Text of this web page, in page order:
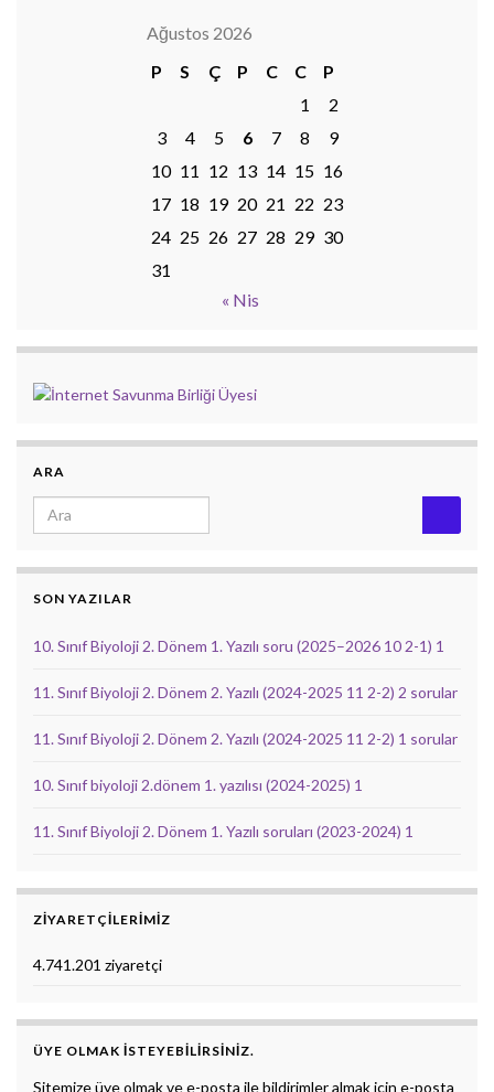
Ağustos 2026
P
S Ç P C C
P
1
2
3
4 5 6 7 8
9
10 11 12 13 14 15 16
17 18 19 20 21 22 23
24 25 26 27 28 29 30
31
« Nis
ARA
Search for:
SON YAZILAR
10. Sınıf Biyoloji 2. Dönem 1. Yazılı soru (2025–2026 10 2-1) 1
11. Sınıf Biyoloji 2. Dönem 2. Yazılı (2024-2025 11 2-2) 2 sorular
11. Sınıf Biyoloji 2. Dönem 2. Yazılı (2024-2025 11 2-2) 1 sorular
10. Sınıf biyoloji 2.dönem 1. yazılısı (2024-2025) 1
11. Sınıf Biyoloji 2. Dönem 1. Yazılı soruları (2023-2024) 1
ZIYARETÇILERIMIZ
4.741.201 ziyaretçi
ÜYE OLMAK ISTEYEBILIRSINIZ.
Sitemize üye olmak ve e-posta ile bildirimler almak için e-posta